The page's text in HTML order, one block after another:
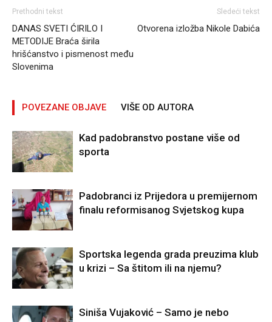
Prethodni tekst
DANAS SVETI ĆIRILO I
METODIJE Braća širila
hrišćanstvo i pismenost među
Slovenima
Sledeći tekst
Otvorena izložba Nikole Dabića
POVEZANE OBJAVE VIŠE OD AUTORA
Kad padobranstvo postane više od
sporta
Padobranci iz Prijedora u premijernom
finalu reformisanog Svjetskog kupa
Sportska legenda grada preuzima klub
u krizi – Sa štitom ili na njemu?
Siniša Vujaković – Samo je nebo